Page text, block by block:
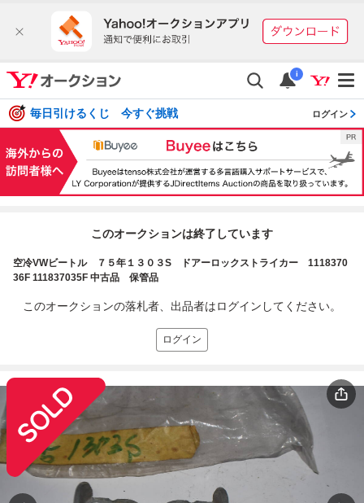
i
毎日引けるくじ 今すぐ挑戦 ログイン
このオークションは終了しています
空冷VWビートル ７５年１３０３S ドアーロックストライカー 1118370
36F 111837035F 中古品 保管品
このオークションの落札者、出品者はログインしてください。
ログイン